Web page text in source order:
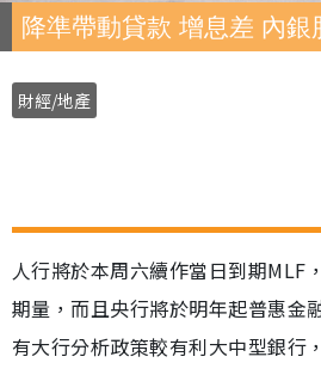
降準帶動貸款 增息差 內銀
財經/地產
人行將於本周六續作當日到期MLF
期量，而且央行將於明年起普惠金
有大行分析政策較有利大中型銀行